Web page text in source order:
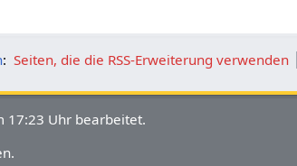
: Seiten, die die RSS-Erweiterung verwenden
17:23 Uhr bearbeitet.